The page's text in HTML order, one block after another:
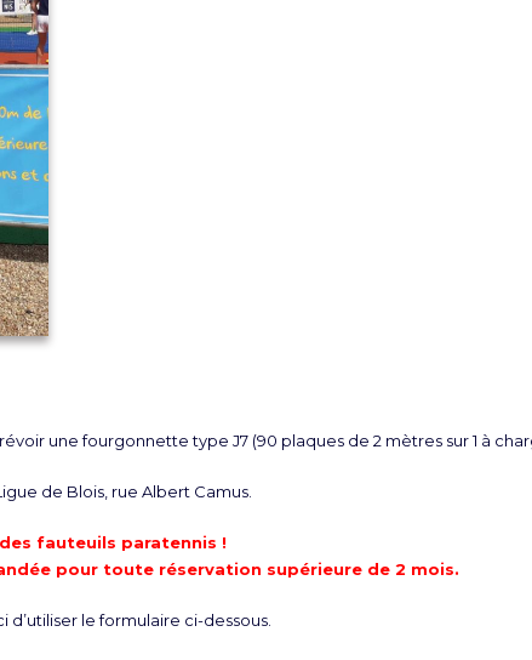
une fourgonnette type J7 (90 plaques de 2 mètres sur 1 à
de Blois, rue Albert Camus.
fauteuils paratennis !
pour toute réservation supérieure de 2 mois.
le formulaire ci-dessous.